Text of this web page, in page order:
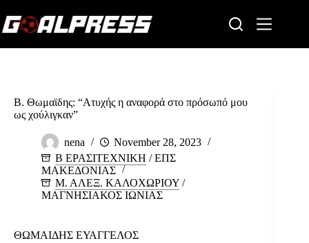
to
content
Β. Θωμαϊδης: “Ατυχής η αναφορά στο πρόσωπό μου
ως χούλιγκαν”
nena
November 28, 2023
Β ΕΡΑΣΙΤΕΧΝΙΚΗ /ΕΠΣ
ΜΑΚΕΔΟΝΙΑΣ
Μ. ΑΛΕΞ. ΚΑΛΟΧΩΡΙΟΥ /
ΜΑΓΝΗΣΙΑΚΟΣ ΙΩΝΙΑΣ
ΘΩΜΑΙΔΗΣ ΕΥΑΓΓΕΛΟΣ